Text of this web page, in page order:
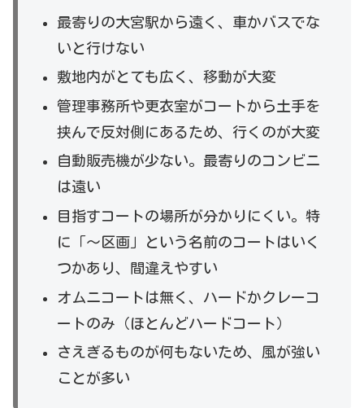
最寄りの大宮駅から遠く、車かバスでな
いと行けない
敷地内がとても広く、移動が大変
管理事務所や更衣室がコートから土手を
挟んで反対側にあるため、行くのが大変
自動販売機が少ない。最寄りのコンビニ
は遠い
目指すコートの場所が分かりにくい。特
に「～区画」という名前のコートはいく
つかあり、間違えやすい
オムニコートは無く、ハードかクレーコ
ートのみ（ほとんどハードコート）
さえぎるものが何もないため、風が強い
ことが多い